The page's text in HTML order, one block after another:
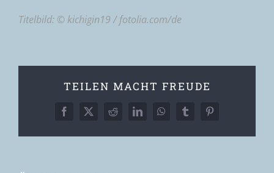
Titelbild: © kichigin19 / fotolia.com/de
TEILEN MACHT FREUDE
Facebook
X RedditLinkedInWhatsAppTumblrPinterest